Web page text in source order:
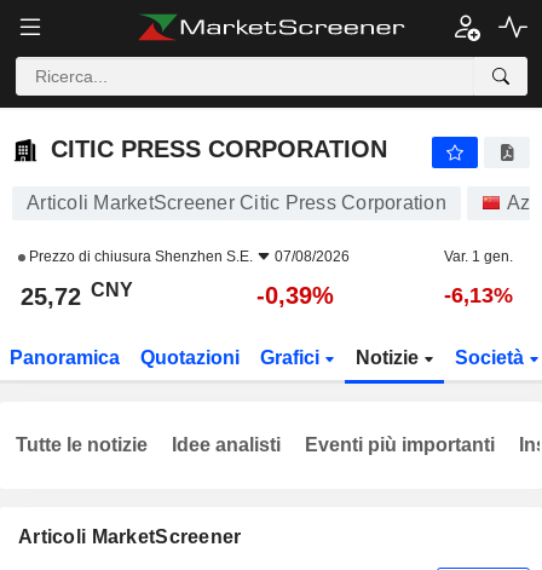
CITIC PRESS CORPORATION
CITIC PRESS CORPORATION
Articoli MarketScreener Citic Press Corporation
Prezzo di chiusura Shenzhen S.E. 07/08/2026 Var. 1 gen.
25,72 CNY -0,39% -6,13%
Panoramica Quotazioni Grafici Notizie Società
Articoli MarketScreener
Tutte le notizie Idee analisti Eventi più importanti